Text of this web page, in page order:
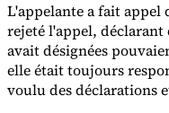
L'appelante a fait appel
rejeté l'appel, déclarant
avait désignées
elle était toujours
voulu des déclarations